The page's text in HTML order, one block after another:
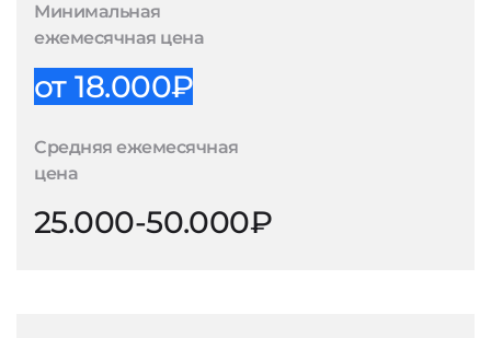
Минимальная
ежемесячная цена
от 18.000₽
Средняя ежемесячная
цена
25.000-50.000₽